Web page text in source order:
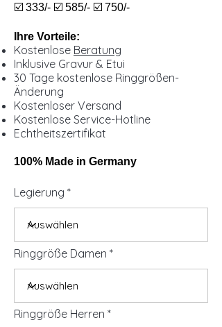
☑️ 333/- ☑️ 585/- ☑️ 750/-
Ihre Vorteile:
Kostenlose Beratung
Inklusive Gravur & Etui
30 Tage kostenlose Ringgrößen-
Änderung
Kostenloser Versand
Kostenlose Service-Hotline
Echtheitszertifikat
100% Made in Germany
Legierung
Ringgröße Damen
Ringgröße Herren